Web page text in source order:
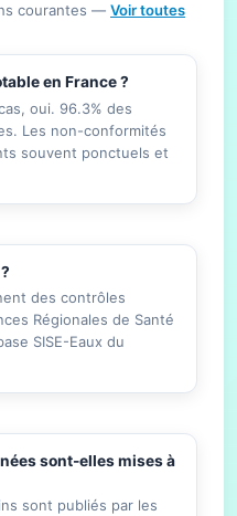
courantes — Voir toutes
en France ?
oui. 96.3% des
Les non-conformités
souvent ponctuels et
des contrôles
Régionales de Santé
SISE-Eaux du
sont-elles mises à
sont publiés par les